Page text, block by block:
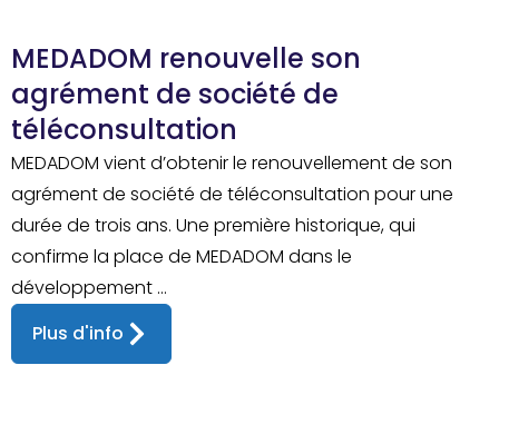
MEDADOM renouvelle son
agrément de société de
téléconsultation
MEDADOM vient d’obtenir le renouvellement de son
agrément de société de téléconsultation pour une
durée de trois ans. Une première historique, qui
confirme la place de MEDADOM dans le
développement ...
Plus d'info